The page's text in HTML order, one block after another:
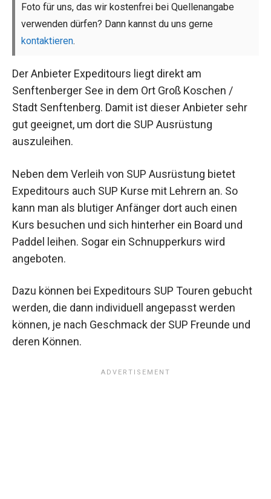
Foto für uns, das wir kostenfrei bei Quellenangabe
verwenden dürfen? Dann kannst du uns gerne
kontaktieren.
Der Anbieter Expeditours liegt direkt am
Senftenberger See in dem Ort Groß Koschen /
Stadt Senftenberg. Damit ist dieser Anbieter sehr
gut geeignet, um dort die SUP Ausrüstung
auszuleihen.
Neben dem Verleih von SUP Ausrüstung bietet
Expeditours auch SUP Kurse mit Lehrern an. So
kann man als blutiger Anfänger dort auch einen
Kurs besuchen und sich hinterher ein Board und
Paddel leihen. Sogar ein Schnupperkurs wird
angeboten.
Dazu können bei Expeditours SUP Touren gebucht
werden, die dann individuell angepasst werden
können, je nach Geschmack der SUP Freunde und
deren Können.